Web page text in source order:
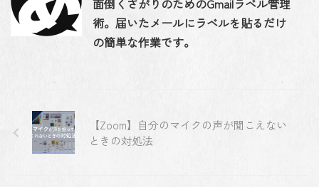
面倒くさがりのためのGmailラベル管理
術。届いたメールにラベルを貼るだけ
の簡単な作業です。
【Zoom】自分のマイクの声が聞こえない
ときの対処法